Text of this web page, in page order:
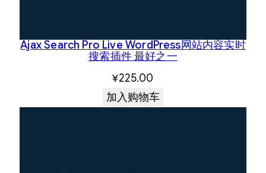
Ajax Search Pro Live WordPress网站内容实时
搜索插件 最好之一
¥225.00
加入购物车